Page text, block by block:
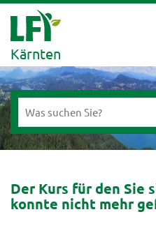
Kärnten
Der Kurs für den Sie
konnte nicht mehr